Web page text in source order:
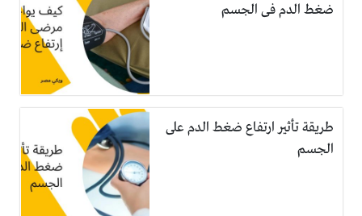
ضغط الدم فى الجسم
طريقة تأثير ارتفاع ضغط الدم على
الجسم